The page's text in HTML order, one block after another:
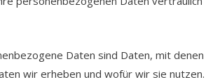
Daten sind Daten, mit denen
wir erheben und wofür wir sie nutzen.